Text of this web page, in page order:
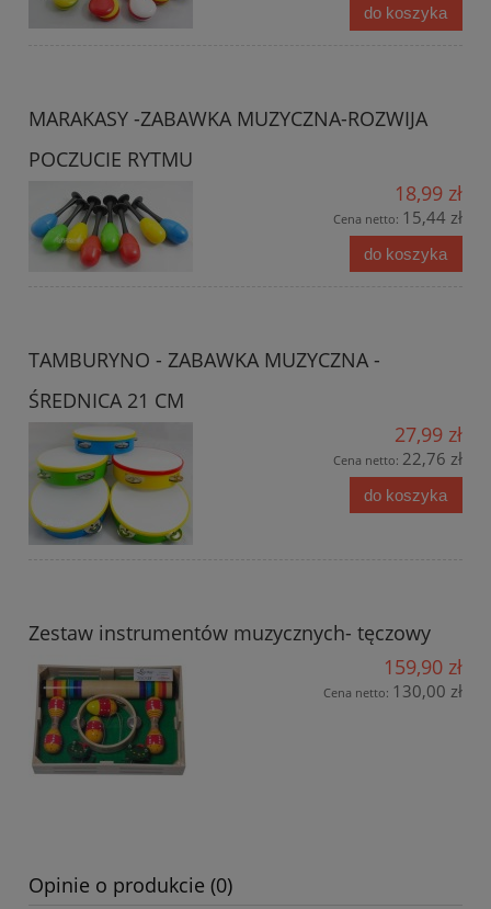
do koszyka
MARAKASY -ZABAWKA MUZYCZNA-ROZWIJA
POCZUCIE RYTMU
18,99 zł
Cena netto: 15,44 zł
do koszyka
TAMBURYNO - ZABAWKA MUZYCZNA -
ŚREDNICA 21 CM
27,99 zł
Cena netto: 22,76 zł
do koszyka
Zestaw instrumentów muzycznych- tęczowy
159,90 zł
Cena netto: 130,00 zł
Opinie o produkcie (0)